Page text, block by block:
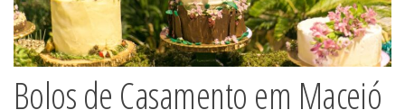
Bolos de Casamento em Maceió